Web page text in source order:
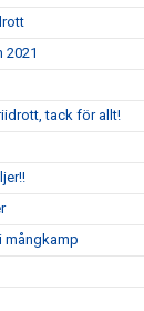
2021
tack för allt!
mångkamp